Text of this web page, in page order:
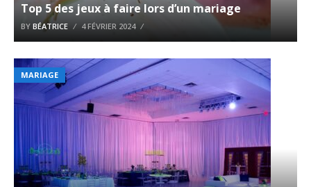
Top 5 des jeux à faire lors d’un mariage
BY BÉATRICE 4 FÉVRIER 2024
MARIAGE